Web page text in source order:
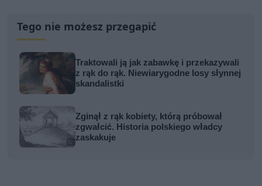
Tego nie możesz przegapić
Traktowali ją jak zabawkę i przekazywali
z rąk do rąk. Niewiarygodne losy słynnej
skandalistki
Zginął z rąk kobiety, którą próbował
zgwałcić. Historia polskiego władcy
zaskakuje